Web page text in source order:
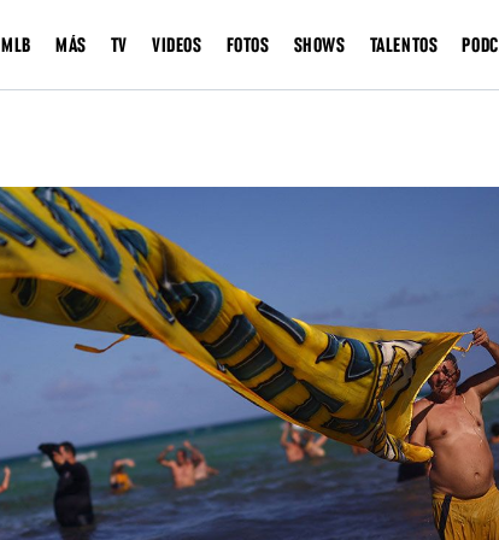
MLB MÁS TV VIDEOS FOTOS SHOWS TALENTOS